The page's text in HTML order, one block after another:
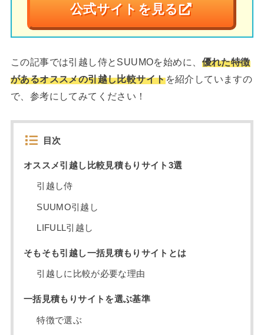
公式サイトを見る
この記事では引越し侍とSUUMOを始めに、 優れた特徴
があるオススメの引越し比較サイトを紹介していますの
で、参考にしてみてください！
目次
オススメ引越し比較見積もりサイト3選
引越し侍
SUUMO引越し
LIFULL引越し
そもそも引越し一括見積もりサイトとは
引越しに比較が必要な理由
一括見積もりサイトを選ぶ基準
特徴で選ぶ